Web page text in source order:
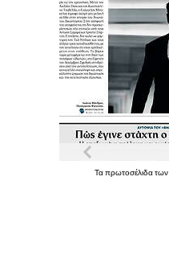
Ταπρωτοσέλιδατων